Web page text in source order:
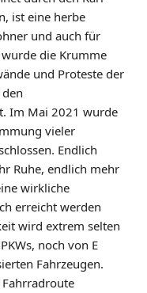
ist eine herbe
und auch für
die Krumme
und Proteste der
Im Mai 2021 wurde
vieler
Endlich
Ruhe, endlich mehr
wirkliche
erreicht werden
wird extrem selten
noch von E
Fahrzeugen.